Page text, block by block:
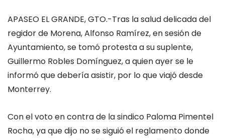
APASEO EL GRANDE, GTO.-Tras la salud delicada del
regidor de Morena, Alfonso Ramírez, en sesión de
Ayuntamiento, se tomó protesta a su suplente,
Guillermo Robles Domínguez, a quien ayer se le
informó que debería asistir, por lo que viajó desde
Monterrey.
Con el voto en contra de la sindico Paloma Pimentel
Rocha, ya que dijo no se siguió el reglamento donde